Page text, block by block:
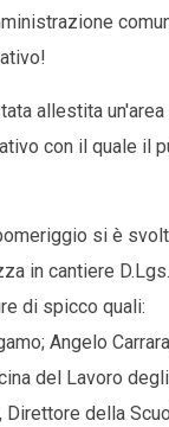
allestita
con il quale il
si è
in cantiere
di spicco quali:
Angelo
del Lavoro
della